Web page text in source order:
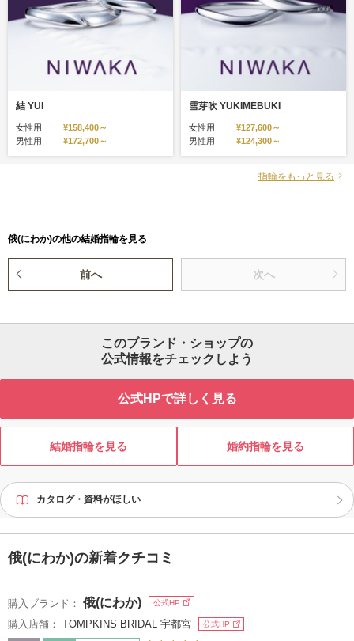
結 YUI
女性用
¥158,400～
男性用
¥172,700～
雪芽吹 YUKIMEBUKI
女性用
¥127,600～
男性用
¥124,300～
指輪をもっと見る
俄(にわか)の他の結婚指輪を見る
前へ 次へ
このブランド・ショップの
公式情報をチェックしよう
公式HPで詳しく見る
結婚指輪を見る 婚約指輪を見る
カタログ・資料がほしい
俄(にわか)の新着クチコミ
購入ブランド： 俄(にわか) 公式HP
購入店舗： TOMPKINS BRIDAL 宇都宮 公式HP